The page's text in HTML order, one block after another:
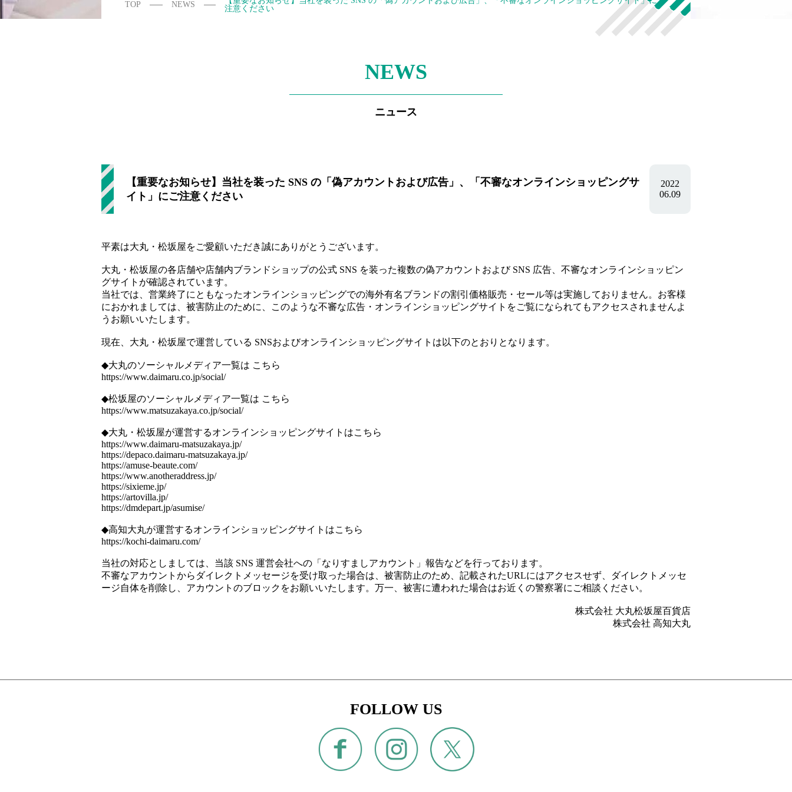
TOP NEWS
注意ください
NEWS
ニュース
【重要なお知らせ】当社を装った SNS の「偽アカウントおよび広告」、「不審なオンラインショッピングサ
イト」にご注意ください
2022
06.09
平素は大丸・松坂屋をご愛顧いただき誠にありがとうございます。
大丸・松坂屋の各店舗や店舗内ブランドショップの公式 SNS を装った複数の偽アカウントおよび SNS 広告、不審なオンラインショッピン
グサイトが確認されています。
当社では、営業終了にともなったオンラインショッピングでの海外有名ブランドの割引価格販売・セール等は実施しておりません。お客様
におかれましては、被害防止のために、このような不審な広告・オンラインショッピングサイトをご覧になられてもアクセスされませんよ
うお願いいたします。
現在、大丸・松坂屋で運営している SNSおよびオンラインショッピングサイトは以下のとおりとなります。
◆大丸のソーシャルメディア一覧は こちら
https://www.daimaru.co.jp/social/
◆松坂屋のソーシャルメディア一覧は こちら
https://www.matsuzakaya.co.jp/social/
◆大丸・松坂屋が運営するオンラインショッピングサイトはこちら
https://www.daimaru-matsuzakaya.jp/
https://depaco.daimaru-matsuzakaya.jp/
https://amuse-beaute.com/
https://www.anotheraddress.jp/
https://sixieme.jp/
https://artovilla.jp/
https://dmdepart.jp/asumise/
◆高知大丸が運営するオンラインショッピングサイトはこちら
https://kochi-daimaru.com/
当社の対応としましては、当該 SNS 運営会社への「なりすましアカウント」報告などを行っております。
不審なアカウントからダイレクトメッセージを受け取った場合は、被害防止のため、記載されたURLにはアクセスせず、ダイレクトメッセ
ージ自体を削除し、アカウントのブロックをお願いいたします。万一、被害に遭われた場合はお近くの警察署にご相談ください。
株式会社 大丸松坂屋百貨店
株式会社 高知大丸
FOLLOW US